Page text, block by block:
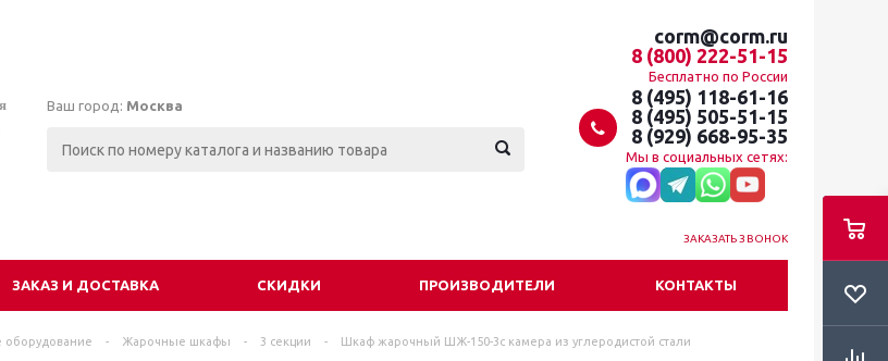
Ваш город: Москва
corm@corm.ru
8 (800) 222-51-15
Бесплатно по России
8 (495) 118-61-16
8 (495) 505-51-15
8 (929) 668-95-35
Мы в социальных сетях:
ЗАКАЗАТЬ ЗВОНОК
ЗАКАЗ И ДОСТАВКА СКИДКИ ПРОИЗВОДИТЕЛИ КОНТАКТЫ
оборудование - Жарочные шкафы - 3 секции - Шкаф жарочный ШЖ-150-3c камера из углеродистой стали